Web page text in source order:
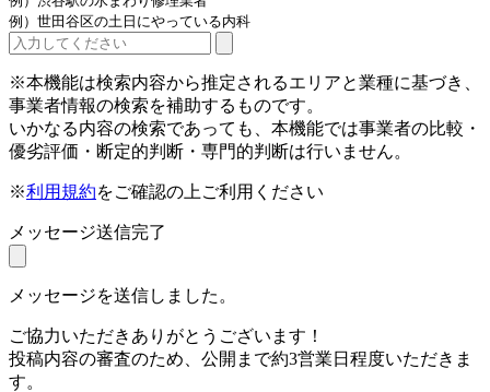
例）世田谷区の土日にやっている内科
※本機能は検索内容から推定されるエリアと業種に基づき、
事業者情報の検索を補助するものです。
いかなる内容の検索であっても、本機能では事業者の比較・
優劣評価・断定的判断・専門的判断は行いません。
※利用規約をご確認の上ご利用ください
メッセージ送信完了
メッセージを送信しました。
ご協力いただきありがとうございます！
投稿内容の審査のため、公開まで約3営業日程度いただきま
す。